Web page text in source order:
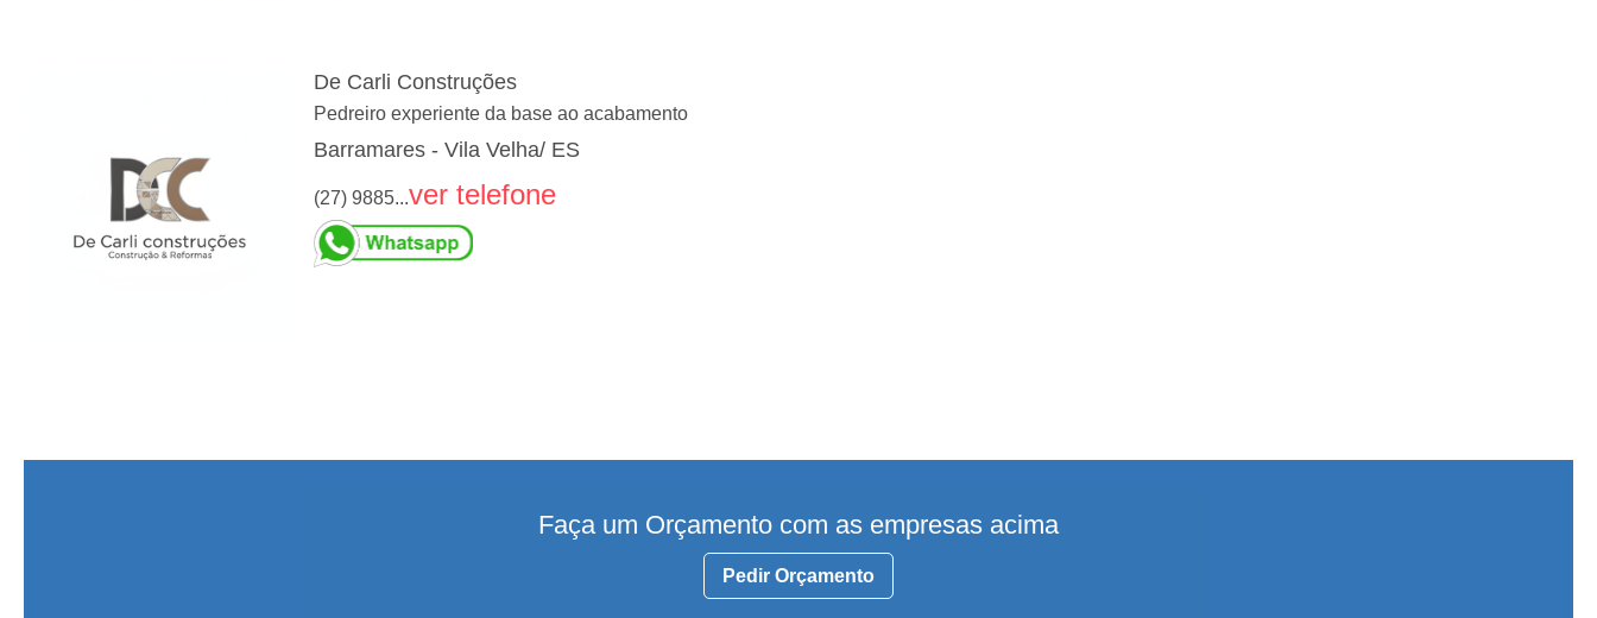
De Carli Construções
Pedreiro experiente da base ao acabamento
Barramares - Vila Velha/ ES
(27) 9885...ver telefone
Faça um Orçamento com as empresas acima
Pedir Orçamento